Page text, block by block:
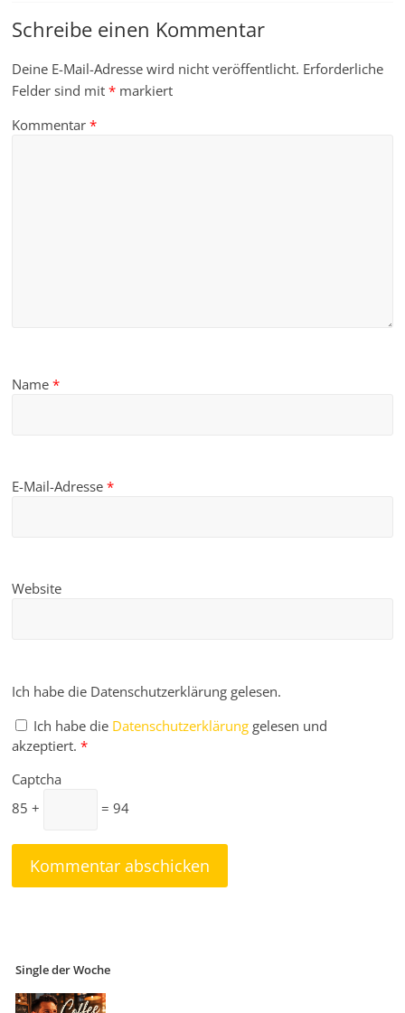
Schreibe einen Kommentar
Deine E-Mail-Adresse wird nicht veröffentlicht. Erforderliche
Felder sind mit* markiert
Kommentar*
Name*
E-Mail-Adresse*
Website
Ich habe die Datenschutzerklärung gelesen.
Ich habe die Datenschutzerklärung gelesen und
akzeptiert. *
Captcha
85 +
= 94
Single der Woche